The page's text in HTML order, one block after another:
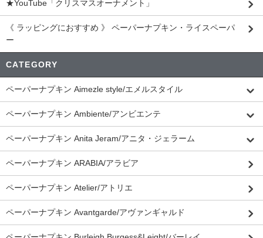
★YouTube「クリスマスオーナメント」
《 ラッピングにおすすめ 》 ペーパーナプキン・ライスペーパ
ー
CATEGORY
ペーパーナプキン Aimezle style/エメルスタイル
ペーパーナプキン Ambiente/アンビエンテ
ペーパーナプキン Anita Jeram/アニタ・ジェラーム
ペーパーナプキン ARABIA/アラビア
ペーパーナプキン Atelier/アトリエ
ペーパーナプキン Avantgarde/アヴァンギャルド